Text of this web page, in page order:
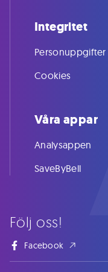
Följ oss!
Facebook
Integritet
Personuppgifter
Cookies
Våra appar
Analysappen
SaveByBell